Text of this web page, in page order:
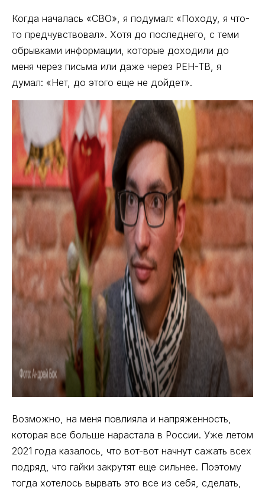
Когда началась «СВО», я подумал: «Походу, я что-
то предчувствовал». Хотя до последнего, с теми
обрывками информации, которые доходили до
меня через письма или даже через РЕН-ТВ, я
думал: «Нет, до этого еще не дойдет».
Возможно, на меня повлияла и напряженность,
которая все больше нарастала в России. Уже летом
2021 года казалось, что вот-вот начнут сажать всех
подряд, что гайки закрутят еще сильнее. Поэтому
тогда хотелось вырвать это все из себя, сделать,